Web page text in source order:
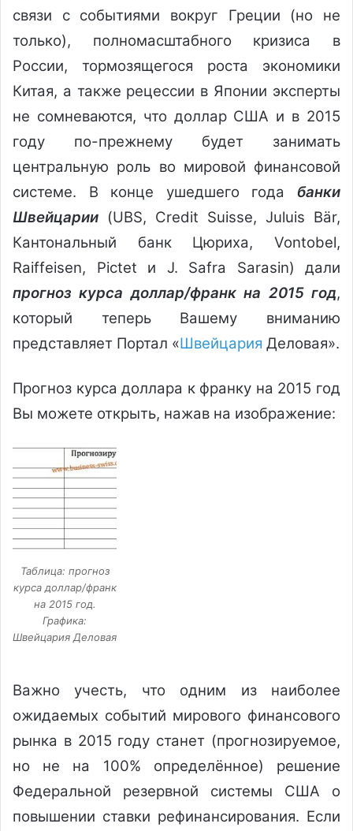
связи с событиями вокруг Греции (но не
только), полномасштабного кризиса в
России, тормозящегося роста экономики
Китая, а также рецессии в Японии эксперты
не сомневаются, что доллар США и в 2015
году по-прежнему будет занимать
центральную роль во мировой финансовой
системе. В конце ушедшего года банки
Швейцарии (UBS, Credit Suisse, Juluis Bär,
Кантональный банк Цюриха, Vontobel,
Raiffeisen, Pictet и J. Safra Sarasin) дали
прогноз курса доллар/франк на 2015 год,
который теперь Вашему вниманию
представляет Портал «Швейцария Деловая».
Прогноз курса доллара к франку на 2015 год
Вы можете открыть, нажав на изображение:
Таблица: прогноз
курса доллар/франк
на 2015 год.
Графика:
Швейцария Деловая
Важно учесть, что одним из наиболее
ожидаемых событий мирового финансового
рынка в 2015 году станет (прогнозируемое,
но не на 100% определённое) решение
Федеральной резервной системы США о
повышении ставки рефинансирования. Если